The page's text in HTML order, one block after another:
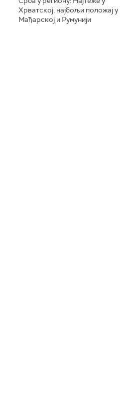
Хрватској, најбољи положај у
Мађарској и Румунији